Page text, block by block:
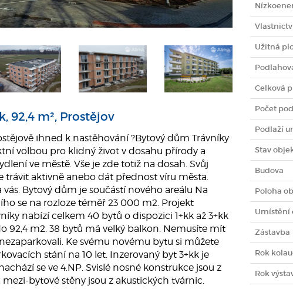
92,4 m², Prostějov
ihned k nastěhování ?Bytový dům Trávníky
volbou pro klidný život v dosahu přírody a
ve městě. Vše je zde totiž na dosah. Svůj
trávit aktivně anebo dát přednost víru města.
Bytový dům je součástí nového areálu Na
se na rozloze téměř 23 000 m2. Projekt
nabízí celkem 40 bytů o dispozici 1+kk až 3+kk
92,4 m2. 38 bytů má velký balkon. Nemusíte mít
Ke svému novému bytu si můžete
stání na 10 let. Inzerovaný byt 3+kk je
se ve 4.NP. Svislé nosné konstrukce jsou z
bytové stěny jsou z akustických tvárnic.
Užitná
Celková
Počet
Podlaží
Stav
Budova
Poloha
Umístění
Zástavba
Rok
Rok